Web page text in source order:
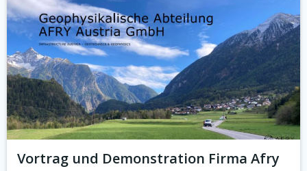
Vortrag und Demonstration Firma Afry